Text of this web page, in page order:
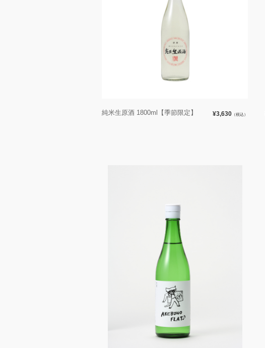
純米生原酒 1800ml【季節限定】 ¥3,630 （税込）